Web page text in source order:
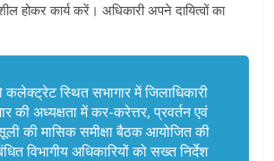
होकर कार्य करें। अधिकारी अपने दायित्वों का
कलेक्ट्रेट स्थित सभागार में जिलाधिकारी
की अध्यक्षता में कर-करेत्तर, प्रवर्तन एवं
की मासिक समीक्षा बैठक आयोजित की
विभागीय अधिकारियों को सख्त निर्देश